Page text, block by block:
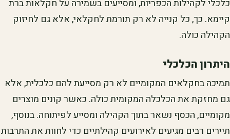
כלכלי לקהילות הכפריות, ומסייעים בשמירה על חקלאות ברת
קיימא. כך, כל קנייה לא רק תורמת לחקלאי, אלא גם לחיזוק
הקהילה כולה.
היתרון הכלכלי
תמיכה בחקלאים המקומיים לא רק מסייעת להם כלכלית, אלא
גם מחזקת את הכלכלה המקומית כולה. כאשר קונים מוצרים
מקומיים, הכסף נשאר בתוך הקהילה ומסייע לפיתוחה. בנוסף,
תיירים רבים מגיעים לאירועים קהילתיים כדי לחוות את התרבות